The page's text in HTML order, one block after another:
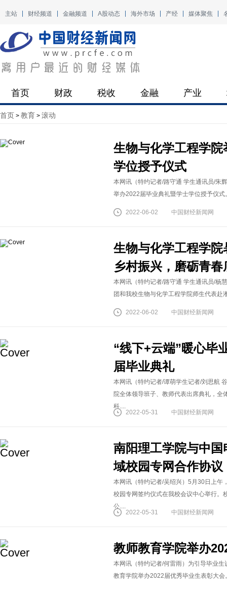
主站 财经频道 金融频道 A股动态 海外市场 产经 媒体聚焦
首页 财政 税收 金融 产业
首页 > 教育 > 滚动
生物与化学工程学
学位授予仪式
本网讯（特约记者/路守通 学生通讯员/朱
举办2022届毕业典礼暨学士学位授予仪
2022-06-02 中国财经新闻网
生物与化学工程学
乡村振兴，磨砺青春
本网讯（特约记者/路守通 学生通讯员/杨
团和我校生物与化学工程学院师生代表赴
2022-06-02 中国财经新闻网
“线下+云端”暖心
届毕业典礼
本网讯（特约记者/谭萌学生记者/刘思航
院全体领导班子、教师代表出席典礼，全
科....
2022-05-31
中国财经新闻网
南阳理工学院与中
域校园专网合作协议
本网讯（特约记者/吴绍兴）5月30日上午
校园专网签约仪式在我校会议中心举行。
公....
2022-05-31
中国财经新闻网
教师教育学院举办
本网讯（特约记者/何雷雨）为引导毕业生
教育学院举办2022届优秀毕业生表彰大